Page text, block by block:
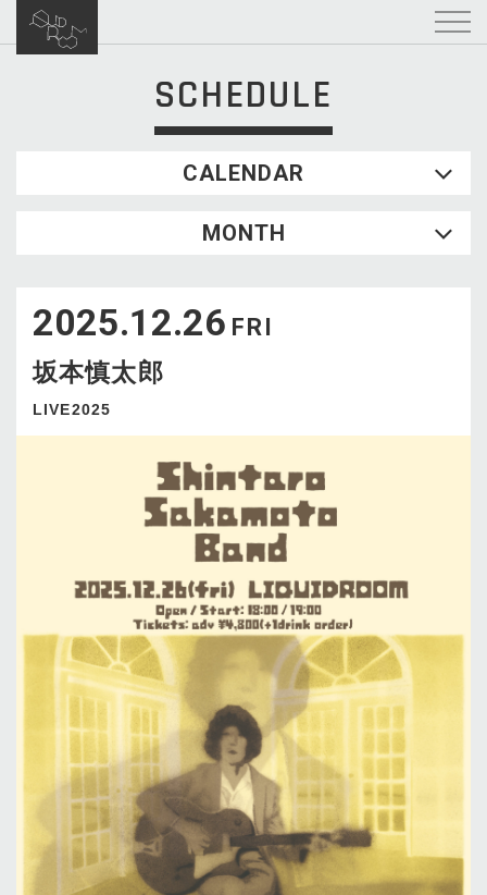
SCHEDULE
CALENDAR
WED
2
3 4 5
16
17
23
30
31
MONTH
2025.12.26 FRI
坂本慎太郎
LIVE2025